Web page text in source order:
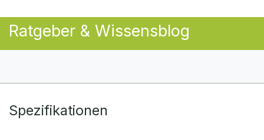
Ratgeber & Wissensblog
Spezifikationen